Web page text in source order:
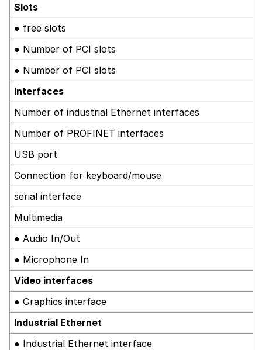
Slots
● free slots
● Number of PCI slots
● Number of PCI slots
Interfaces
Number of industrial Ethernet interfaces
Number of PROFINET interfaces
USB port
Connection for keyboard/mouse
serial interface
Multimedia
● Audio In/Out
● Microphone In
Video interfaces
● Graphics interface
Industrial Ethernet
● Industrial Ethernet interface